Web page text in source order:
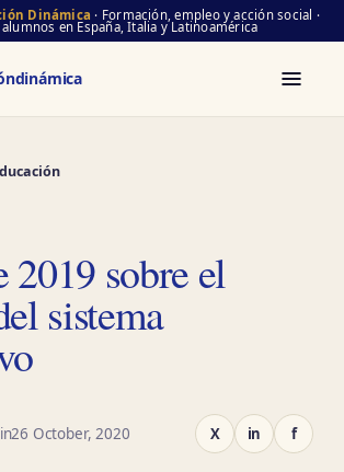
Dinámica · Formación, empleo y acción social ·
en España, Italia y Latinoamérica
dinámica
sobre el
sistema
26 October, 2020 X in f